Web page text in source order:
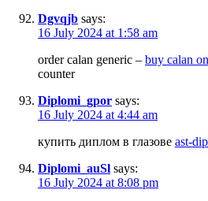
Dgvqjb says:
16 July 2024 at 1:58 am
order calan generic – buy calan
counter
Diplomi_gpor says:
16 July 2024 at 4:44 am
купить диплом в глазове ast-
Diplomi_auSl says:
16 July 2024 at 8:08 pm